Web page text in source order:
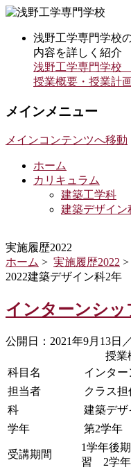
浅野工学専門学校
内容を詳しく紹介
浅野工学専門学校
授業概要・授業計
メインメニュー
メインコンテンツへ移動
ホーム
カリキュラム
建築工学科
建築デザイン
実施履歴2022
ホーム > 実施履歴2022
2022建築デザイン科2年
インターンシッ
公開日：2021年9月13日
授業
科目名
インタ
担当者
クラス
科
建築デザ
学年
第2学年
受講期間
1学年後
習 2学年